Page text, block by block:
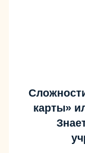
карты»